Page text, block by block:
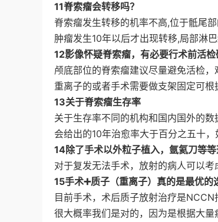
11脊索瘤会转移吗？
脊索瘤发生转移的机率不高,位于骶尾
肿瘤发生10年以后才出现转移,局部淋
12影像怀疑脊索瘤，有必要行术前活检
颅底部位的脊索瘤建议尽量避免活检
重离子的或者手术需要做支架固定可根
13关于脊索瘤生存率
关于生存率不同的机构和国内国外的
会给出的10年治愈率大于百分之五十，
14除了手术以外粒子植入，氩氦刀等等
对于复发无法手术，放射的病人可以考
15手术➕质子（重离子）真的是最优的
目前手术，术后质子放射治疗是
很大概率我们是对的，因为是根据大量